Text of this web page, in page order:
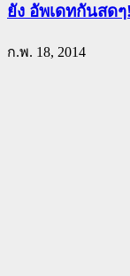
ยัง อัพเดทกันสด
ก.พ. 18, 2014